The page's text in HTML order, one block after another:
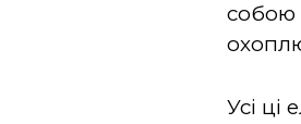
собою
Усі ці